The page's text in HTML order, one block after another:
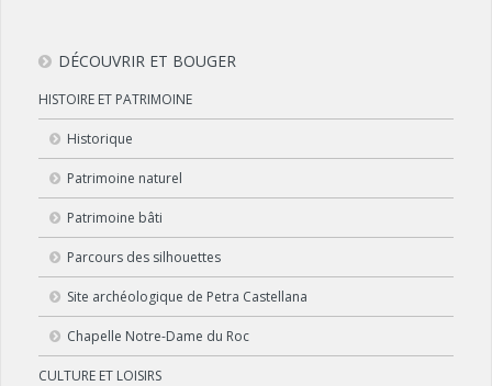
DÉCOUVRIR ET BOUGER
HISTOIRE ET PATRIMOINE
Historique
Patrimoine naturel
Patrimoine bâti
Parcours des silhouettes
Site archéologique de Petra Castellana
Chapelle Notre-Dame du Roc
CULTURE ET LOISIRS